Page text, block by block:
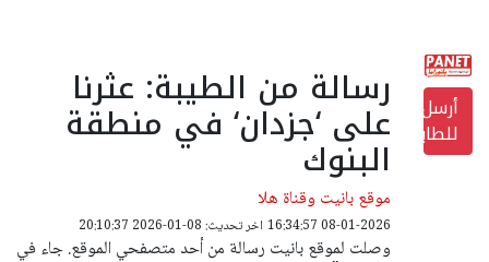
أرسل
للطابعة
رسالة من الطيبة: عثرنا
على ‘جزدان‘ في منطقة
البنوك
موقع بانيت وقناة هلا
08-01-2026 16:34:57 اخر تحديث: 08-01-2026 20:10:37
وصلت لموقع بانيت رسالة من أحد متصفحي الموقع. جاء في